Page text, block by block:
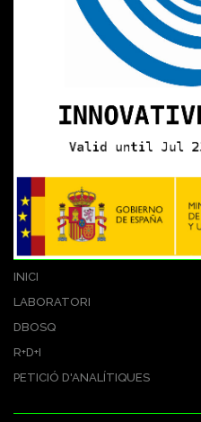
INICI
LABORATORI
DBOSQ
R+D+I
PETICIÓ D'ANALÍTIQUES